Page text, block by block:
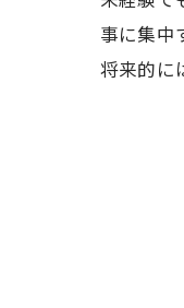
事に集中
将来的に